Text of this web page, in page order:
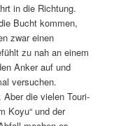
in die Richtung.
Bucht kommen,
zwar einen
zu nah an einem
Anker auf und
versuchen.
die vielen Touri-
Koyu“ und der